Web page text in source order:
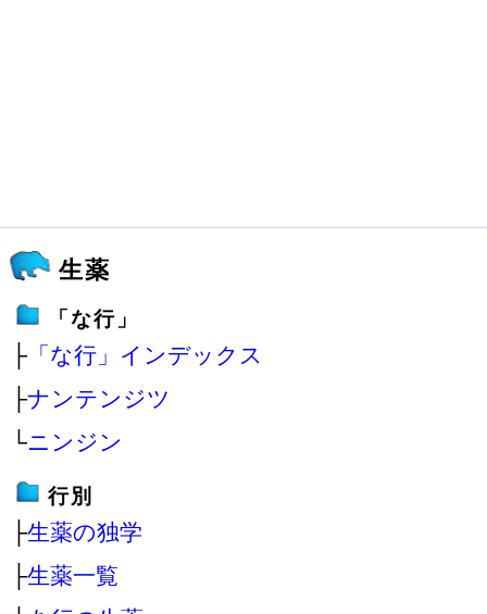
生薬
「な行」
├ 「な行」インデックス
├ナンテンジツ
└ニンジン
行別
├生薬の独学
├生薬一覧